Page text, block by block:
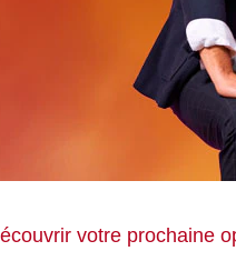
votre prochaine